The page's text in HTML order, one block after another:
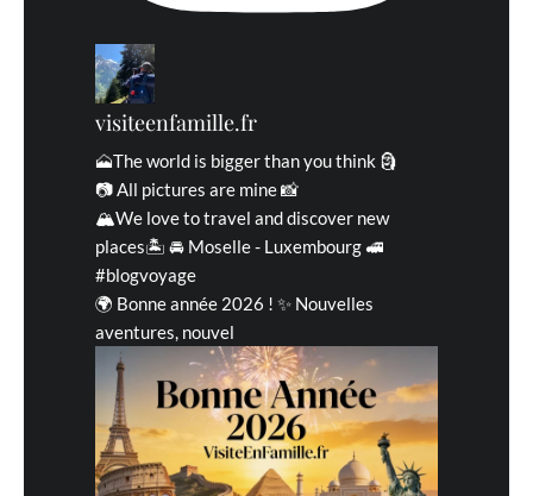
visiteenfamille.fr
🗻The world is bigger than you think 🗿
📷 All pictures are mine 📸
🏔We love to travel and discover new
places🏝 🚘 Moselle - Luxembourg 🚅
#blogvoyage
🌍 Bonne année 2026 ! ✨ Nouvelles
aventures, nouvel